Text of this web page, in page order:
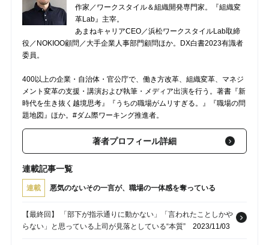
作家／ワークスタイル＆組織開発専門家。『組織変
革Lab』主宰。
あまねキャリアCEO／浜松ワークスタイルLab取締
役／NOKIOO顧問／大手企業人事部門顧問ほか。DX白書2023有識者
委員。
400以上の企業・自治体・官公庁で、働き方改革、組織変革、マネジ
メント変革の支援・講演および執筆・メディア出演を行う。著書『新
時代を生き抜く越境思考』『うちの職場がムリすぎる。』『職場の問
題地図』ほか。#ダム際ワーキング推進者。
著者プロフィール詳細
連載記事一覧
連載 悪気のないその一言が、職場の一体感を奪っている
【最終回】 「部下が指示通りに動かない」「言われたことしかや
らない」と思っている上司が見落としている“本質” 2023/11/03